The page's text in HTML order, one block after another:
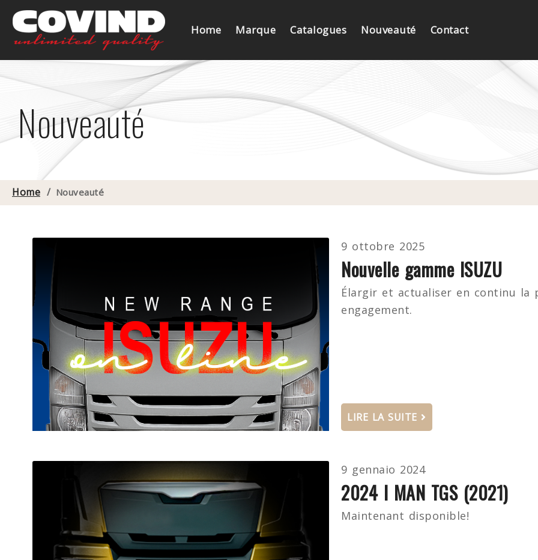
Home Marque Catalogues Nouveauté Contact
Nouveauté
Home / Nouveauté
9 ottobre 2025
Nouvelle gamme ISUZU
Élargir et actualiser en continu
engagement.
LIRE LA SUITE
9 gennaio 2024
2024 I MAN TGS (2021)
Maintenant disponible!